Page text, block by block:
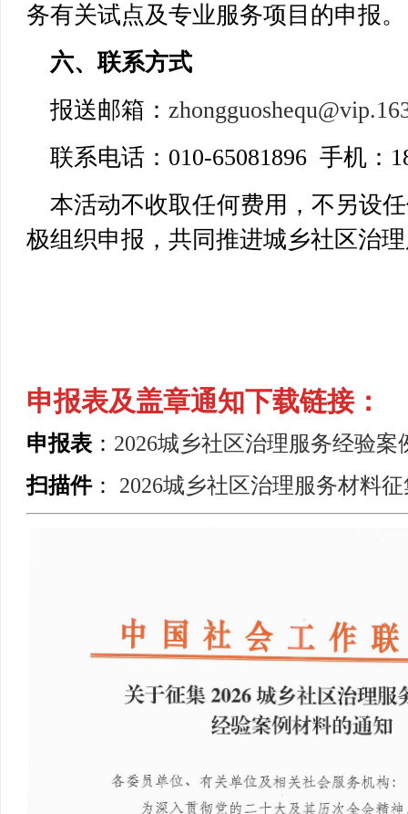
务有关试点及专业服务项目的申报。
六、联系方式
报送邮箱：
联系电话：010-65081896 手机：
本活动不收取任何费用，不另设
极组织申报，共同推进城乡社区治
申报表及盖章通知下载链接：
申报表 ： 2026城乡社区治理服务经验案
扫描件： 2026城乡社区治理服务材料